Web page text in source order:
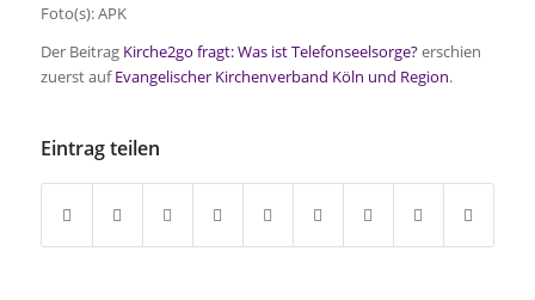
Foto(s): APK
Der Beitrag Kirche2go fragt: Was ist Telefonseelsorge?erschien
zuerst aufEvangelischer Kirchenverband Köln und Region.
Eintrag teilen